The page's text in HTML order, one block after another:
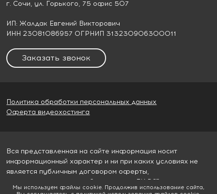
г. Сочи, ул. Горького, 75 офис 507
ИП: Жалдак Евгений Викторович
ИНН 23081086957 ОГРНИП 313230906300011
Заказать звонок
Политика обработки персональных данных
Оферта видеохостинга
Вся представленная на сайте информация носит
информационный характер и ни при каких условиях не
является публичным договором оферты,
определяемым пунктом 2 статьи 437 ГК РФ
Мы используем файлы cookie. Продолжив использование сайта,